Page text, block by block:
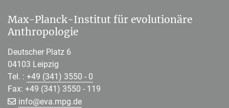
Max-Planck-Institut für evolutionäre
Anthropologie
Deutscher Platz 6
04103 Leipzig
Tel. : +49 (341) 3550 - 0
Fax: +49 (341) 3550 - 119
info@[>>> Please remove the text! <<<]
eva.mpg.de